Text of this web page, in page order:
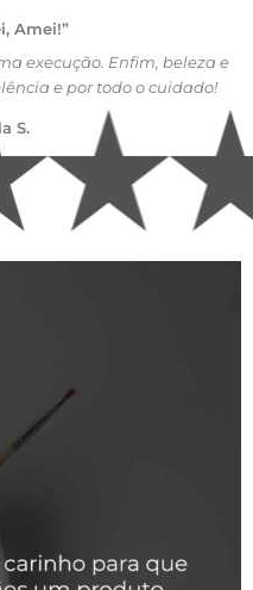
Amei!”
execução. Enfim, beleza e
e por todo o cuidado!
S.